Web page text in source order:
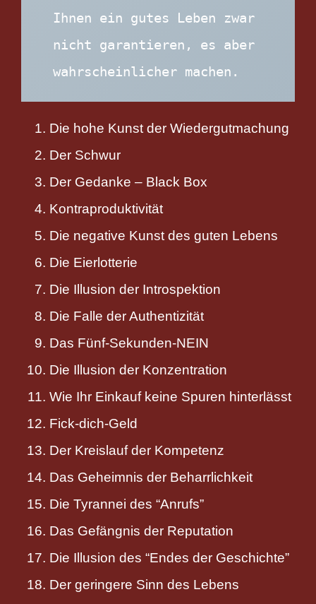
Ihnen ein gutes Leben zwar
nicht garantieren, es aber
wahrscheinlicher machen.
Die hohe Kunst der Wiedergutmachung
Der Schwur
Der Gedanke – Black Box
Kontraproduktivität
Die negative Kunst des guten Lebens
Die Eierlotterie
Die Illusion der Introspektion
Die Falle der Authentizität
Das Fünf-Sekunden-NEIN
Die Illusion der Konzentration
Wie Ihr Einkauf keine Spuren hinterlässt
Fick-dich-Geld
Der Kreislauf der Kompetenz
Das Geheimnis der Beharrlichkeit
Die Tyrannei des “Anrufs”
Das Gefängnis der Reputation
Die Illusion des “Endes der Geschichte”
Der geringere Sinn des Lebens